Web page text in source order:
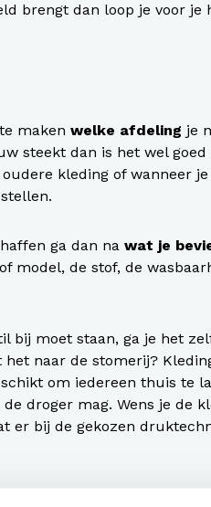
brengt dan loop je voor je
maken welke afdeling je
steekt dan is het wel
kleding of wanneer je
ga dan na wat je
model, de stof, de
bij moet staan, ga je het
naar de stomerij?
om iedereen thuis te
droger mag. Wens je de
er bij de gekozen
welke nummers je te